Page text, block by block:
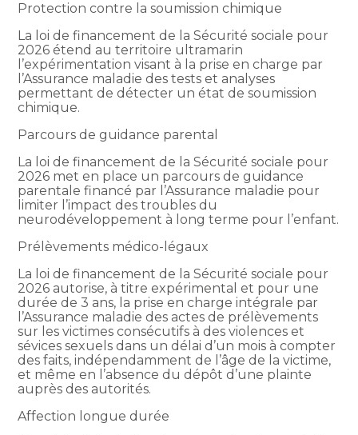
Protection contre la soumission chimique
La loi de financement de la Sécurité sociale pour
2026 étend au territoire ultramarin
l’expérimentation visant à la prise en charge par
l’Assurance maladie des tests et analyses
permettant de détecter un état de soumission
chimique.
Parcours de guidance parental
La loi de financement de la Sécurité sociale pour
2026 met en place un parcours de guidance
parentale financé par l’Assurance maladie pour
limiter l’impact des troubles du
neurodéveloppement à long terme pour l’enfant.
Prélèvements médico-légaux
La loi de financement de la Sécurité sociale pour
2026 autorise, à titre expérimental et pour une
durée de 3 ans, la prise en charge intégrale par
l’Assurance maladie des actes de prélèvements
sur les victimes consécutifs à des violences et
sévices sexuels dans un délai d’un mois à compter
des faits, indépendamment de l’âge de la victime,
et même en l’absence du dépôt d’une plainte
auprès des autorités.
Affection longue durée